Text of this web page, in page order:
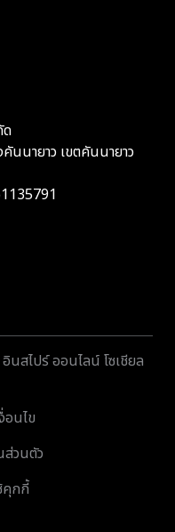
ด
นนายาว เขตคันนายาว
สไปร์ ออนไลน์ โซเชียล
อนไข
ส่วนตัว
คุกกี้